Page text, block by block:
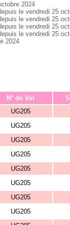
2024
le vendredi 25
le vendredi 25
le vendredi 25
le vendredi 25
2024
N° de Vol
UG205
UG205
UG205
UG205
UG205
UG205
UG205
UG205